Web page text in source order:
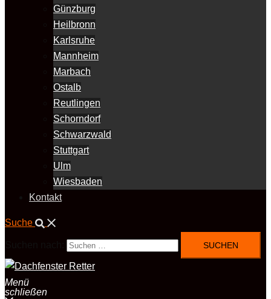
Günzburg
Heilbronn
Karlsruhe
Mannheim
Marbach
Ostalb
Reutlingen
Schorndorf
Schwarzwald
Stuttgart
Ulm
Wiesbaden
Kontakt
Suche
Menü
schließen